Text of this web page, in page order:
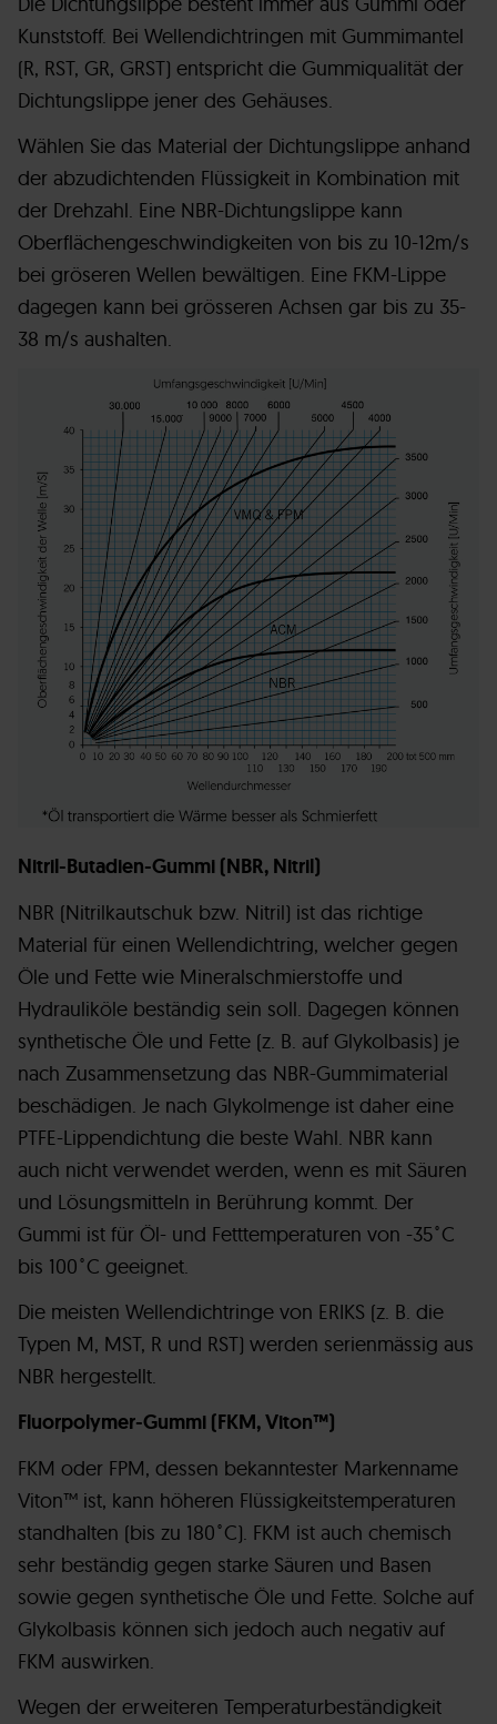
Kunststoff. Bei Wellendichtringen mit Gummimantel
(R, RST, GR, GRST) entspricht die Gummiqualität der
Dichtungslippe jener des Gehäuses.
Wählen Sie das Material der Dichtungslippe anhand
der abzudichtenden Flüssigkeit in Kombination mit
der Drehzahl. Eine NBR-Dichtungslippe kann
Oberflächengeschwindigkeiten von bis zu 10-12m/s
bei gröseren Wellen bewältigen. Eine FKM-Lippe
dagegen kann bei grösseren Achsen gar bis zu 35-
38 m/s aushalten.
Nitril-Butadien-Gummi (NBR, Nitril)
NBR (Nitrilkautschuk bzw. Nitril) ist das richtige
Material für einen Wellendichtring, welcher gegen
Öle und Fette wie Mineralschmierstoffe und
Hydrauliköle beständig sein soll. Dagegen können
synthetische Öle und Fette (z. B. auf Glykolbasis) je
nach Zusammensetzung das NBR-Gummimaterial
beschädigen. Je nach Glykolmenge ist daher eine
PTFE-Lippendichtung die beste Wahl. NBR kann
auch nicht verwendet werden, wenn es mit Säuren
und Lösungsmitteln in Berührung kommt. Der
Gummi ist für Öl- und Fetttemperaturen von -35˚C
bis 100˚C geeignet.
Die meisten Wellendichtringe von ERIKS (z. B. die
Typen M, MST, R und RST) werden serienmässig aus
NBR hergestellt.
Fluorpolymer-Gummi (FKM, Viton™)
FKM oder FPM, dessen bekanntester Markenname
Viton™ ist, kann höheren Flüssigkeitstemperaturen
standhalten (bis zu 180˚C). FKM ist auch chemisch
sehr beständig gegen starke Säuren und Basen
sowie gegen synthetische Öle und Fette. Solche auf
Glykolbasis können sich jedoch auch negativ auf
FKM auswirken.
Wegen der erweiteren Temperaturbeständigkeit